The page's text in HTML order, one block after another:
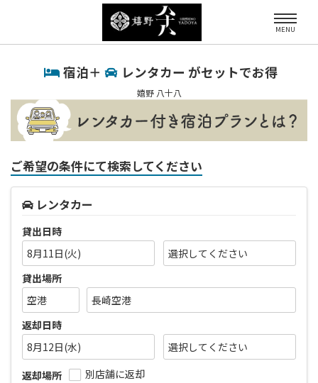
MENU
宿泊＋ レンタカー がセットでお得
嬉野 八十八
ご希望の条件にて検索してください
レンタカー
貸出日時
8月11日(火)
貸出場所
返却日時
8月12日(水)
返却場所
別店舗に返却